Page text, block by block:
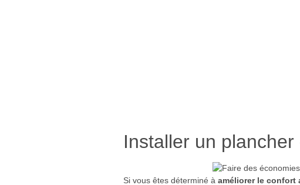
Installer un
Si vous êtes déterminé à améliorer le confort